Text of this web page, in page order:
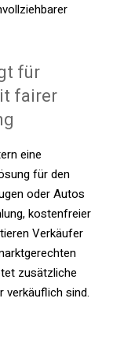
für
fairer
eine
für den
oder Autos
kostenfreier
Verkäufer
zusätzliche
verkäuflich sind.